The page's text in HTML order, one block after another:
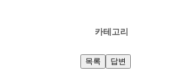
카테고리
목록 답변